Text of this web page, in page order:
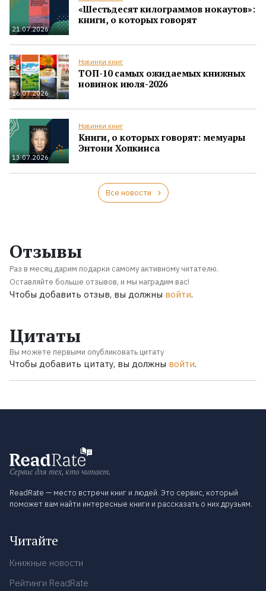
21.07.2026
«Шестьдесят килограммов нокаутов»:
книги, о которых говорят
16.07.2026
Новинки книг
ТОП-10 самых ожидаемых книжных
новинок июля-2026
13.07.2026
Новинки книг
Книги, о которых говорят: мемуары
Энтони Хопкинса
Все новости
Отзывы
Раз в месяц дарим подарки самому активному читателю.
Оставляйте больше отзывов, и мы наградим вас!
Чтобы добавить отзыв, вы должны войти.
Цитаты
Вы можете первыми опубликовать цитату
Чтобы добавить цитату, вы должны войти.
Сервис для тех, кто читает.
ReadRate — место встречи книг и людей. Это сервис, который
поможет вам найти интересные книги и рассказать о них друзьям.
Читайте
Книжные новости
Рейтинги ReadRate